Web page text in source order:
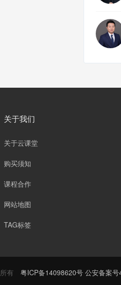
关于我们
关于云课堂
购买须知
课程合作
网站地图
TAG标签
所有 粤ICP备14098620号 公安备案